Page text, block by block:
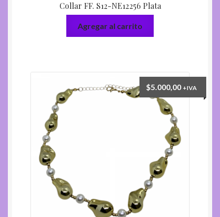
Collar FF. S12-NE12256 Plata
Agregar al carrito
$5.000,00 +IVA